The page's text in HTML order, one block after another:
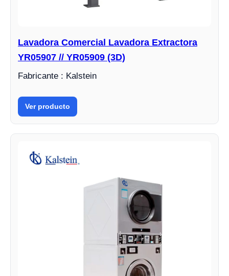
Lavadora Comercial Lavadora Extractora
YR05907 // YR05909 (3D)
Fabricante : Kalstein
Ver producto